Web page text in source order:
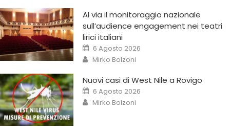
Al via il monitoraggio nazionale
sull’audience engagement nei teatri
lirici italiani
6 Agosto 2026
Mirko Bolzoni
Nuovi casi di West Nile a Rovigo
6 Agosto 2026
Mirko Bolzoni